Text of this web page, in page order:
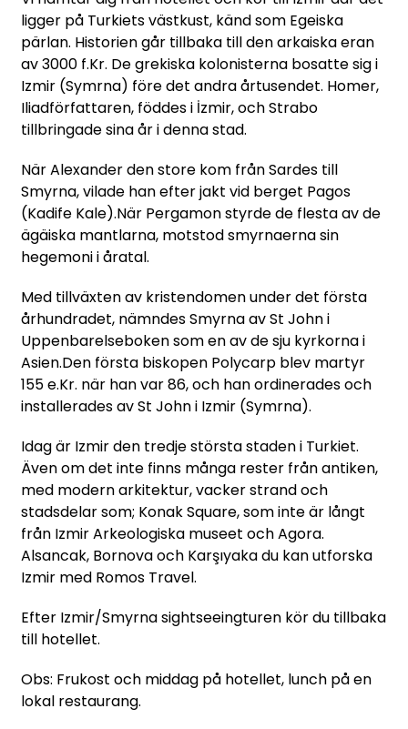
ligger på Turkiets västkust, känd som Egeiska
pärlan. Historien går tillbaka till den arkaiska eran
av 3000 f.Kr. De grekiska kolonisterna bosatte sig i
Izmir (Symrna) före det andra årtusendet. Homer,
Iliadförfattaren, föddes i İzmir, och Strabo
tillbringade sina år i denna stad.
När Alexander den store kom från Sardes till
Smyrna, vilade han efter jakt vid berget Pagos
(Kadife Kale).När Pergamon styrde de flesta av de
ägäiska mantlarna, motstod smyrnaerna sin
hegemoni i åratal.
Med tillväxten av kristendomen under det första
århundradet, nämndes Smyrna av St John i
Uppenbarelseboken som en av de sju kyrkorna i
Asien.Den första biskopen Polycarp blev martyr
155 e.Kr. när han var 86, och han ordinerades och
installerades av St John i Izmir (Symrna).
Idag är Izmir den tredje största staden i Turkiet.
Även om det inte finns många rester från antiken,
med modern arkitektur, vacker strand och
stadsdelar som; Konak Square, som inte är långt
från Izmir Arkeologiska museet och Agora.
Alsancak, Bornova och Karşıyaka du kan utforska
Izmir med Romos Travel.
Efter Izmir/Smyrna sightseeingturen kör du tillbaka
till hotellet.
Obs: Frukost och middag på hotellet, lunch på en
lokal restaurang.